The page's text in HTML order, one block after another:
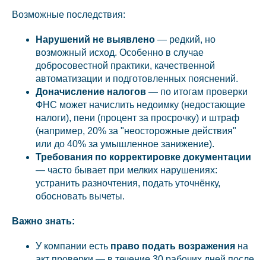
Возможные последствия:
Нарушений не выявлено — редкий, но
возможный исход. Особенно в случае
добросовестной практики, качественной
автоматизации и подготовленных пояснений.
Доначисление налогов — по итогам проверки
ФНС может начислить недоимку (недостающие
налоги), пени (процент за просрочку) и штраф
(например, 20% за "неосторожные действия"
или до 40% за умышленное занижение).
Требования по корректировке документации
— часто бывает при мелких нарушениях:
устранить разночтения, подать уточнёнку,
обосновать вычеты.
Важно знать:
У компании есть право подать возражения на